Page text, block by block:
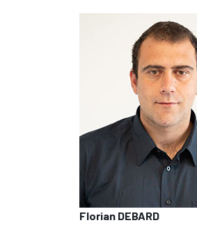
Florian DEBARD